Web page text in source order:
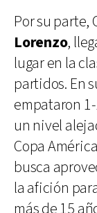
Por su parte,
Lorenzo,
lugar en la
partidos. En
empataron
un nivel
Copa
busca
la afición
más de 15